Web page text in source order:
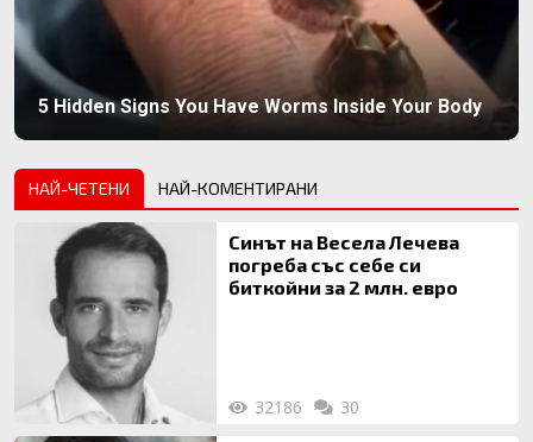
5 Hidden Signs You Have Worms Inside Your Body
НАЙ-ЧЕТЕНИ НАЙ-КОМЕНТИРАНИ
Синът на Весела Лечева
погреба със себе си
биткойни за 2 млн. евро
32186 30